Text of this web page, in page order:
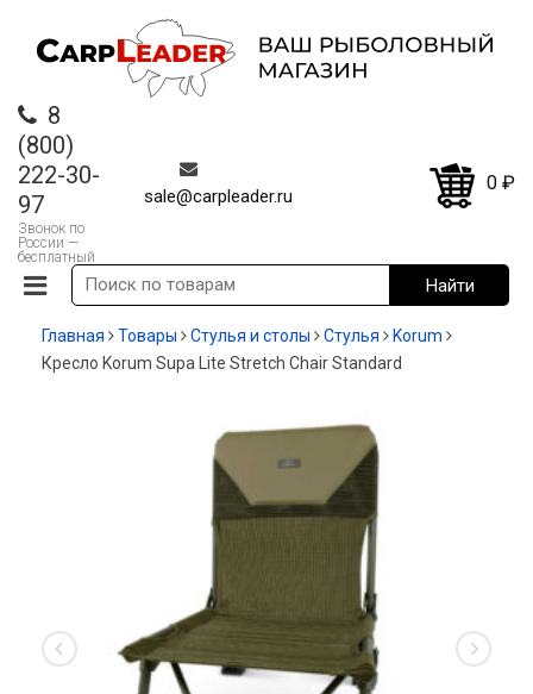
8
(800)
222-30-
97
Звонок по
России —
бесплатный
sale@carpleader.ru
0 ₽
Главная Товары Стулья и столы Стулья
Korum
Кресло Korum Supa Lite Stretch Chair Standard